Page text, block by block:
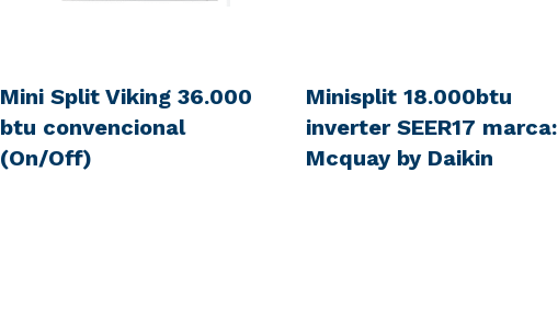
Mini Split Viking 36.000
btu convencional
(On/Off)
Minisplit 18.000btu
inverter SEER17 marca:
Mcquay by Daikin